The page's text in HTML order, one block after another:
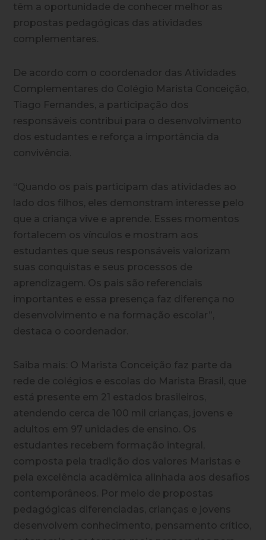
têm a oportunidade de conhecer melhor as
propostas pedagógicas das atividades
complementares.
De acordo com o coordenador das Atividades
Complementares do Colégio Marista Conceição,
Tiago Fernandes, a participação dos
responsáveis contribui para o desenvolvimento
dos estudantes e reforça a importância da
convivência.
“Quando os pais participam das atividades ao
lado dos filhos, eles demonstram interesse pelo
que a criança vive e aprende. Esses momentos
fortalecem os vínculos e mostram aos
estudantes que seus responsáveis valorizam
suas conquistas e seus processos de
aprendizagem. Os pais são referenciais
importantes e essa presença faz diferença no
desenvolvimento e na formação escolar”,
destaca o coordenador.
Saiba mais:
O Marista Conceição faz parte da
rede de colégios e escolas do Marista Brasil, que
está presente em 21 estados brasileiros,
atendendo cerca de 100 mil crianças, jovens e
adultos em 97 unidades de ensino. Os
estudantes recebem formação integral,
composta pela tradição dos valores Maristas e
pela excelência acadêmica alinhada aos desafios
contemporâneos. Por meio de propostas
pedagógicas diferenciadas, crianças e jovens
desenvolvem conhecimento, pensamento crítico,